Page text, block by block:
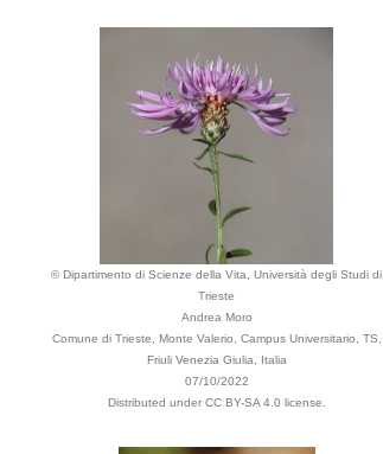
© Dipartimento di Scienze della Vita, Università degli Studi di
Trieste
Andrea Moro
Comune di Trieste, Monte Valerio, Campus Universitario, TS,
Friuli Venezia Giulia, Italia
07/10/2022
Distributed under CC BY-SA 4.0 license.